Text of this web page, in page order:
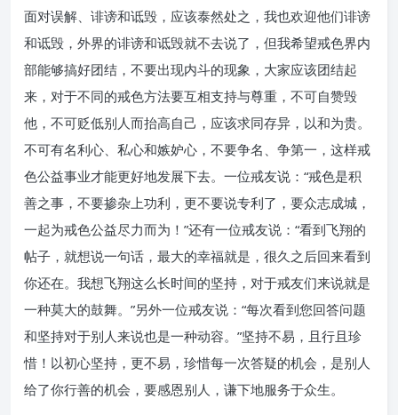
面对误解、诽谤和诋毁，应该泰然处之，我也欢迎他们诽谤
和诋毁，外界的诽谤和诋毁就不去说了，但我希望戒色界内
部能够搞好团结，不要出现内斗的现象，大家应该团结起
来，对于不同的戒色方法要互相支持与尊重，不可自赞毁
他，不可贬低别人而抬高自己，应该求同存异，以和为贵。
不可有名利心、私心和嫉妒心，不要争名、争第一，这样戒
色公益事业才能更好地发展下去。一位戒友说：“戒色是积
善之事，不要掺杂上功利，更不要说专利了，要众志成城，
一起为戒色公益尽力而为！”还有一位戒友说：“看到飞翔的
帖子，就想说一句话，最大的幸福就是，很久之后回来看到
你还在。我想飞翔这么长时间的坚持，对于戒友们来说就是
一种莫大的鼓舞。”另外一位戒友说：“每次看到您回答问题
和坚持对于别人来说也是一种动容。”坚持不易，且行且珍
惜！以初心坚持，更不易，珍惜每一次答疑的机会，是别人
给了你行善的机会，要感恩别人，谦下地服务于众生。